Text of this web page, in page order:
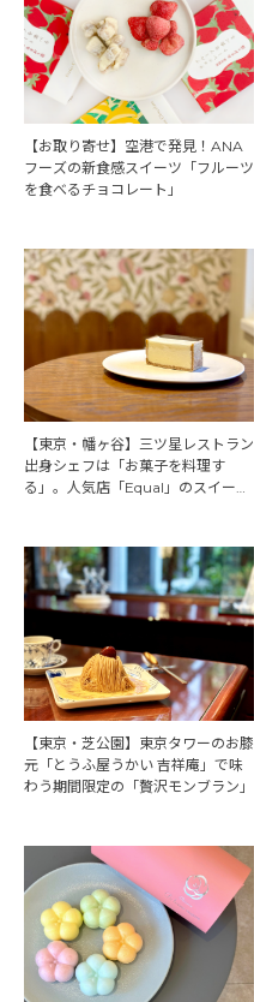
【お取り寄せ】空港で発見！ANA
フーズの新食感スイーツ「フルーツ
を食べるチョコレート」
【東京・幡ヶ谷】三ツ星レストラン
出身シェフは「お菓子を料理す
る」。人気店「Equal」のスイーツ
【東京・芝公園】東京タワーのお膝
元「とうふ屋うかい 吉祥庵」で味
わう期間限定の「贅沢モンブラン」